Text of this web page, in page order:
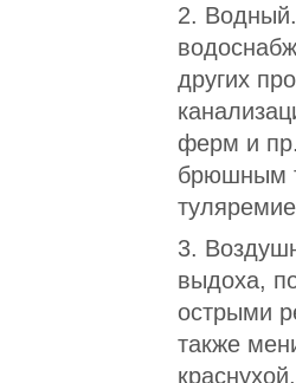
2.
других
ферм и
брюшным
3.
выдоха,
острыми
также